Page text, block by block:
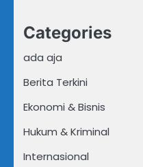
Categories
ada aja
Berita Terkini
Ekonomi & Bisnis
Hukum & Kriminal
Internasional